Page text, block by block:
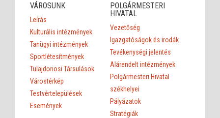
VÁROSUNK
Leírás
Kulturális intézmények
Tanügyi intézmények
Sportlétesítmények
Tulajdonosi Társulások
Várostérkép
Testvértelepülések
Események
POLGÁRMESTERI
HIVATAL
Vezetőség
Igazgatóságok és irodák
Tevékenységi jelentés
Alárendelt intézmények
Polgármesteri Hivatal
székhelyei
Pályázatok
Stratégiák